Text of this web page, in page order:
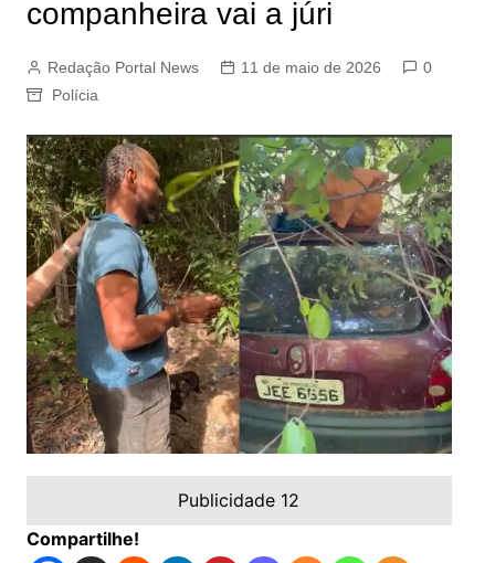
companheira vai a júri
Redação Portal News 11 de maio de 2026
0
Polícia
Publicidade 12
Compartilhe!